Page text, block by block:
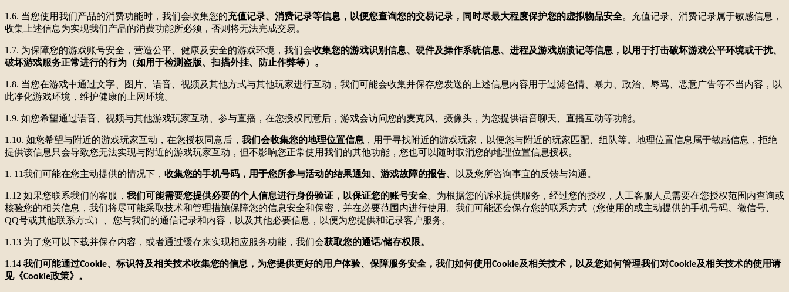
1.6. 当您使用我们产品的消费功能时，我们会收集您的充值记录、消费记录等信息，以便您查询您的交易记录，同时尽最大程度保护您的虚拟物品安全。充值记录、消费记录属于敏感信息，
收集上述信息为实现我们产品的消费功能所必须，否则将无法完成交易。
1.7. 为保障您的游戏账号安全，营造公平、健康及安全的游戏环境，我们会收集您的游戏识别信息、硬件及操作系统信息、进程及游戏崩溃记等信息，以用于打击破坏游戏公平环境或干扰、
破坏游戏服务正常进行的行为（如用于检测盗版、扫描外挂、防止作弊等）。
1.8. 当您在游戏中通过文字、图片、语音、视频及其他方式与其他玩家进行互动，我们可能会收集并保存您发送的上述信息内容用于过滤色情、暴力、政治、辱骂、恶意广告等不当内容，以
此净化游戏环境，维护健康的上网环境。
1.9. 如您希望通过语音、视频与其他游戏玩家互动、参与直播，在您授权同意后，游戏会访问您的麦克风、摄像头，为您提供语音聊天、直播互动等功能。
1.10. 如您希望与附近的游戏玩家互动，在您授权同意后， 我们会收集您的地理位置信息 ，用于寻找附近的游戏玩家，以便您与附近的玩家匹配、组队等。地理位置信息属于敏感信息，拒绝
提供该信息只会导致您无法实现与附近的游戏玩家互动，但不影响您正常使用我们的其他功能，您也可以随时取消您的地理位置信息授权。
1. 11我们可能在您主动提供的情况下， 收集您的手机号码，用于您所参与活动的结果通知、游戏故障的报告 、以及您所咨询事宜的反馈与沟通。
1.12 如果您联系我们的客服， 我们可能需要您提供必要的个人信息进行身份验证，以保证您的账号安全。为根据您的诉求提供服务，经过您的授权，人工客服人员需要在您授权范围内查询或
核验您的相关信息，我们将尽可能采取技术和管理措施保障您的信息安全和保密，并在必要范围内进行使用。我们可能还会保存您的联系方式（您使用的或主动提供的手机号码、微信号、
QQ号或其他联系方式）、您与我们的通信记录和内容，以及其他必要信息，以便为您提供和记录客户服务。
1.13 为了您可以下载并保存内容，或者通过缓存来实现相应服务功能，我们会获取您的通话/储存权限。
1.14 我们可能通过Cookie、标识符及相关技术收集您的信息，为您提供更好的用户体验、保障服务安全，我们如何使用Cookie及相关技术，以及您如何管理我们对Cookie及相关技术的使用请
见《Cookie政策》。